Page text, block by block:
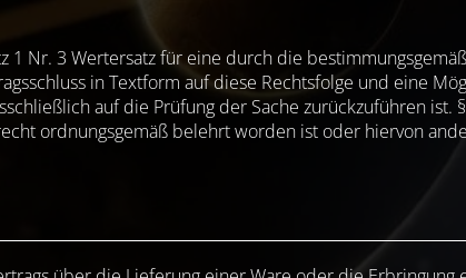
1 Nr. 3 Wertersatz für eine durch die
in Textform auf diese Rechtsfolge und eine
auf die Prüfung der Sache zurückzuführen ist.
ordnungsgemäß belehrt worden ist oder hiervon